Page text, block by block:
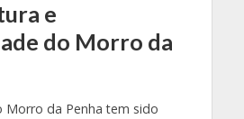
e
do Morro da
Morro da Penha tem sido